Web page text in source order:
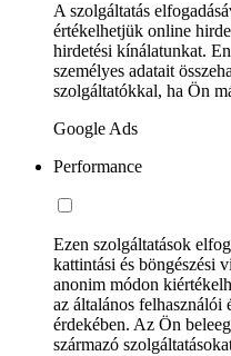
A szolgáltatás
értékelhetjük online
hirdetési kínálatunkat.
személyes adatait
szolgáltatókkal, ha Ön
Google Ads
Performance
Ezen szolgáltatások
kattintási és böngészési
anonim módon
az általános felhasználói
érdekében. Az Ön
származó